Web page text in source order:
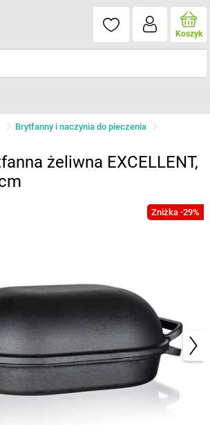
Koszyk
Brytfanny i naczynia do pieczenia
żeliwna EXCELLENT,
Zniżka -29%